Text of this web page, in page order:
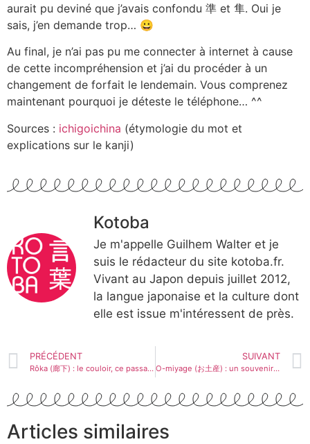
aurait pu deviné que j’avais confondu 準 et 隼. Oui je
sais, j’en demande trop… 😀
Au final, je n’ai pas pu me connecter à internet à cause
de cette incompréhension et j’ai du procéder à un
changement de forfait le lendemain. Vous comprenez
maintenant pourquoi je déteste le téléphone… ^^
Sources : ichigoichina (étymologie du mot et
explications sur le kanji)
Kotoba
Je m'appelle Guilhem Walter et je
suis le rédacteur du site kotoba.fr.
Vivant au Japon depuis juillet 2012,
la langue japonaise et la culture dont
elle est issue m'intéressent de près.
PRÉCÉDENT
Rôka (廊下) : le couloir, ce passage entre les résidences
SUIVANT
O-miyage (お土産) : un souvenir de la région, ça vous dit ?
Articles similaires